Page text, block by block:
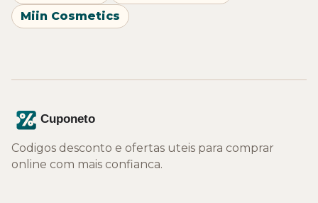
Miin Cosmetics
Codigos desconto e ofertas uteis para comprar
online com mais confianca.